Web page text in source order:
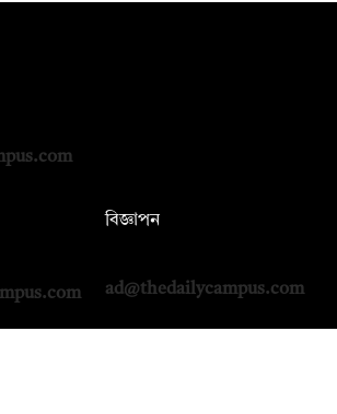
বিজ্ঞাপন
ad@thedailycampus.com